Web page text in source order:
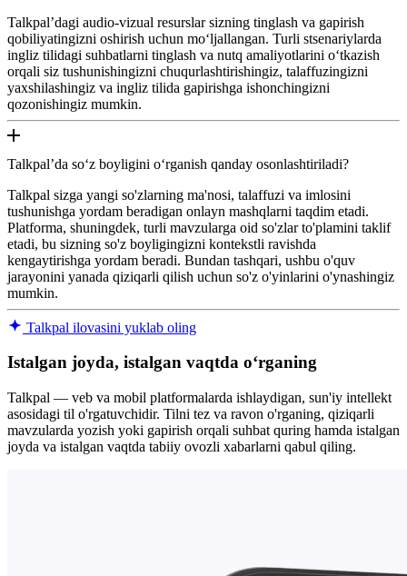
Talkpal’dagi audio-vizual resurslar sizning tinglash va gapirish
qobiliyatingizni oshirish uchun mo‘ljallangan. Turli stsenariylarda
ingliz tilidagi suhbatlarni tinglash va nutq amaliyotlarini o‘tkazish
orqali siz tushunishingizni chuqurlashtirishingiz, talaffuzingizni
yaxshilashingiz va ingliz tilida gapirishga ishonchingizni
qozonishingiz mumkin.
Talkpal’da so‘z boyligini o‘rganish qanday osonlashtiriladi?
Talkpal sizga yangi so'zlarning ma'nosi, talaffuzi va imlosini
tushunishga yordam beradigan onlayn mashqlarni taqdim etadi.
Platforma, shuningdek, turli mavzularga oid so'zlar to'plamini taklif
etadi, bu sizning so'z boyligingizni kontekstli ravishda
kengaytirishga yordam beradi. Bundan tashqari, ushbu o'quv
jarayonini yanada qiziqarli qilish uchun so'z o'yinlarini o'ynashingiz
mumkin.
Talkpal ilovasini yuklab oling
Istalgan joyda, istalgan vaqtda oʻrganing
Talkpal — veb va mobil platformalarda ishlaydigan, sun'iy intellekt
asosidagi til o'rgatuvchidir. Tilni tez va ravon o'rganing, qiziqarli
mavzularda yozish yoki gapirish orqali suhbat quring hamda istalgan
joyda va istalgan vaqtda tabiiy ovozli xabarlarni qabul qiling.